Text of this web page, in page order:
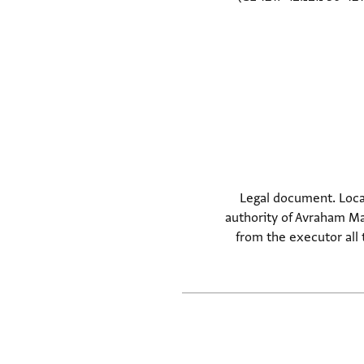
Legal document.
authority of Avraham
from the executor all